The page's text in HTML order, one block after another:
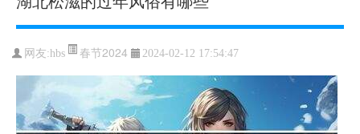
网友:hbs 春节2024 2024-02-12 17:54:47